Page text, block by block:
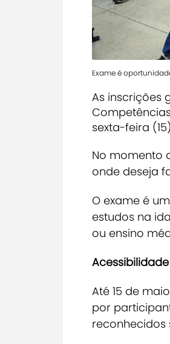
Exame é
As inscrições
sexta-feira
No momento
onde deseja
O exame é
estudos na
ou ensino
Até 15 de
por